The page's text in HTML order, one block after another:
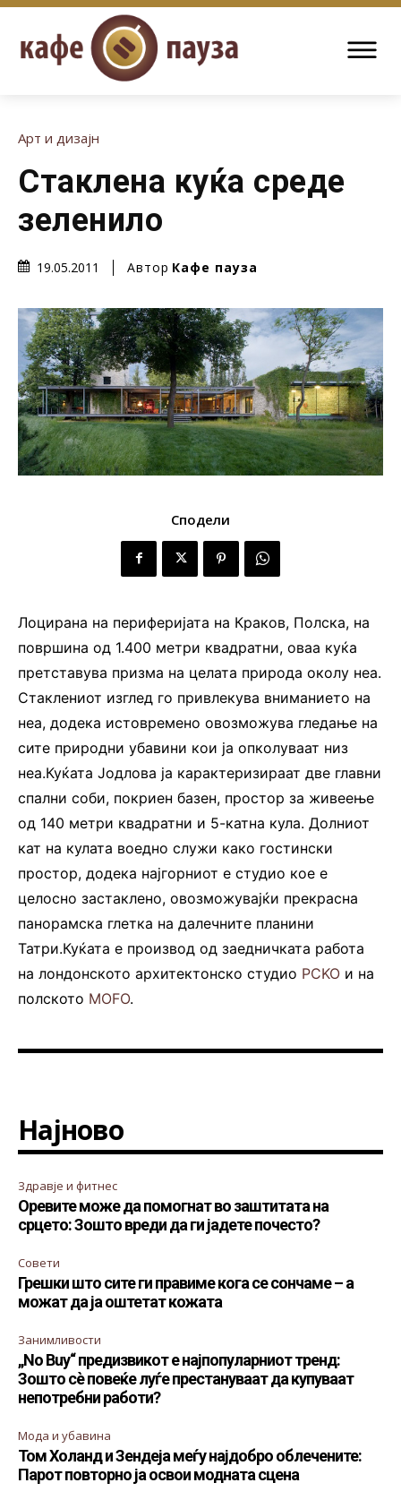
Арт и дизајн
Стаклена куќа среде
зеленило
19.05.2011 Автор Кафе пауза
Сподели
Лоцирана на периферијата на Краков, Полска, на
површина од 1.400 метри квадратни, оваа куќа
претставува призма на целата природа околу неа.
Стаклениот изглед го привлекува вниманието на
неа, додека истовремено овозможува гледање на
сите природни убавини кои ја опколуваат низ
неа.Куќата Јодлова ја карактеризираат две главни
спални соби, покриен базен, простор за живеење
од 140 метри квадратни и 5-катна кула. Долниот
кат на кулата воедно служи како гостински
простор, додека најгорниот е студио кое е
целосно застаклено, овозможувајќи прекрасна
панорамска глетка на далечните планини
Татри.Куќата е производ од заедничката работа
на лондонското архитектонско студио PCKO и на
полското MOFO.
Најново
Здравје и фитнес
Оревите може да помогнат во заштитата на
срцето: Зошто вреди да ги јадете почесто?
Совети
Грешки што сите ги правиме кога се сончаме – а
можат да ја оштетат кожата
Занимливости
„No Buy“ предизвикот е најпопуларниот тренд:
Зошто сè повеќе луѓе престануваат да купуваат
непотребни работи?
Мода и убавина
Том Холанд и Зендеја меѓу најдобро облечените:
Парот повторно ја освои модната сцена